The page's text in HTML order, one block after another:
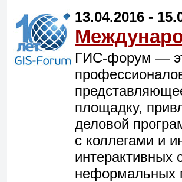
13.04.2016 -
ГИС-форум —
площадку,
деловой
с коллегами и
интерактивных
неформальных